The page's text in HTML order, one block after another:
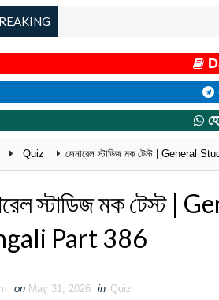
Quiz জেনারেল স্টাডিজ মক টেস্ট | General
স্টাডিজ মক টেস্ট
Part 386
on May 31, 2026 in Quiz